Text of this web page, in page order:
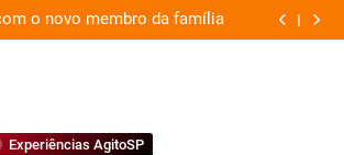
Musical “O Céu de Bibi
Experiências AgitoSP